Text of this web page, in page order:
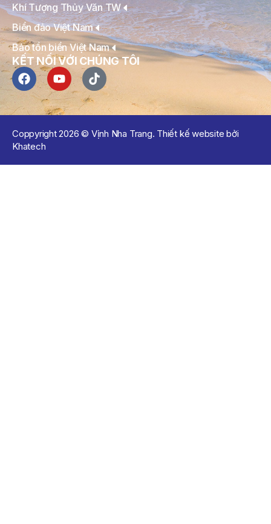
Khí Tượng Thủy Văn TW
Biển đảo Việt Nam
Bảo tồn biển Việt Nam
KẾT NỐI VỚI CHÚNG TÔI
Coppyright 2026 © Vịnh Nha Trang. Thiết kế website bởi
Khatech